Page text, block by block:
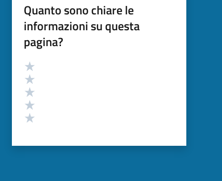
Quanto sono chiare le
informazioni su questa
pagina?
Valutazione